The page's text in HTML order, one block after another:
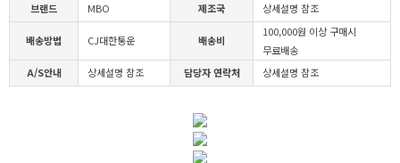
브랜드 MBO 제조국 상세설명 참조
배송방법 CJ대한통운 배송비
100,000원 이상 구매시
무료배송
A/S안내
상세설명 참조 담당자 연락처 상세설명 참조